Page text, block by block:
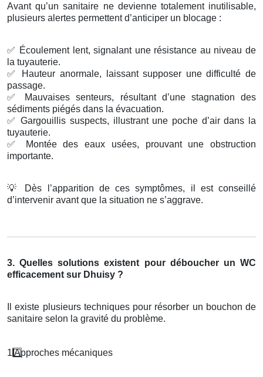
Avant qu’un sanitaire ne devienne totalement inutilisable,
plusieurs alertes permettent d’anticiper un blocage :
✅ Écoulement lent, signalant une résistance au niveau de
la tuyauterie.
✅
Hauteur anormale, laissant supposer une difficulté de
passage.
✅
Mauvaises senteurs, résultant d’une stagnation des
sédiments piégés dans la évacuation.
✅ Gargouillis suspects, illustrant une poche d’air dans la
tuyauterie.
✅
Montée des eaux usées, prouvant une obstruction
importante.
💡
Dès l’apparition de ces symptômes, il est conseillé
d’intervenir avant que la situation ne s’aggrave.
3. Quelles solutions existent pour déboucher un WC
efficacement sur Dhuisy ?
Il existe plusieurs techniques pour résorber un bouchon de
sanitaire selon la gravité du problème.
1️ Approches mécaniques